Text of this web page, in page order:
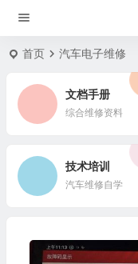
首页 汽车电子维修
文档手册
综合维修资料
技术培训
汽车维修自学